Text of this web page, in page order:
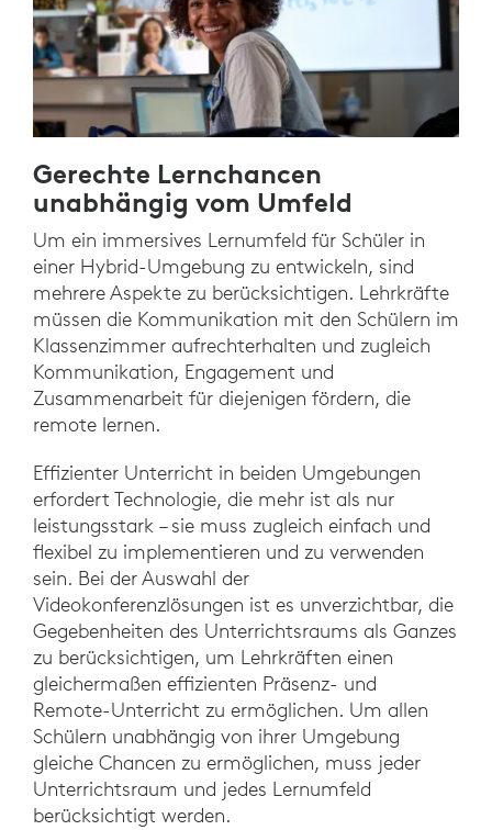
Gerechte Lernchancen
unabhängig vom Umfeld
Um ein immersives Lernumfeld für Schüler in
einer Hybrid-Umgebung zu entwickeln, sind
mehrere Aspekte zu berücksichtigen. Lehrkräfte
müssen die Kommunikation mit den Schülern im
Klassenzimmer aufrechterhalten und zugleich
Kommunikation, Engagement und
Zusammenarbeit für diejenigen fördern, die
remote lernen.
Effizienter Unterricht in beiden Umgebungen
erfordert Technologie, die mehr ist als nur
leistungsstark – sie muss zugleich einfach und
flexibel zu implementieren und zu verwenden
sein. Bei der Auswahl der
Videokonferenzlösungen ist es unverzichtbar, die
Gegebenheiten des Unterrichtsraums als Ganzes
zu berücksichtigen, um Lehrkräften einen
gleichermaßen effizienten Präsenz- und
Remote-Unterricht zu ermöglichen. Um allen
Schülern unabhängig von ihrer Umgebung
gleiche Chancen zu ermöglichen, muss jeder
Unterrichtsraum und jedes Lernumfeld
berücksichtigt werden.